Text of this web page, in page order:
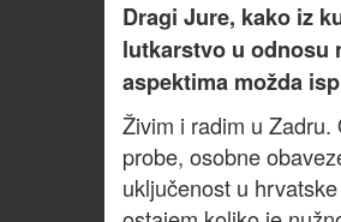
Dragi Jure, kako iz
lutkarstvo u odnosu
aspektima možda
Živim i radim u
probe, osobne
uključenost u